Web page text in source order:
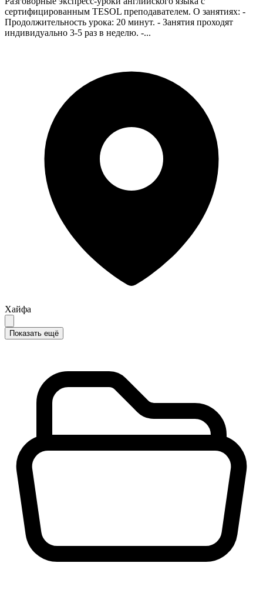
сертифицированным TESOL преподавателем. О занятиях: -
Продолжительность урока: 20 минут. - Занятия проходят
индивидуально 3-5 раз в неделю. -...
Хайфа
Показать ещё